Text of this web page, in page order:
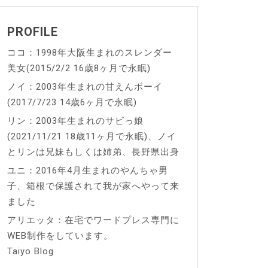
PROFILE
ココ：1998年大阪生まれのスレンダー
美女(2015/2/2 16歳8ヶ月で永眠)
ノイ：2003年生まれの甘えんボーイ
(2017/7/23 14歳6ヶ月で永眠)
リン：2003年生まれのサビっ娘
(2021/11/21 18歳11ヶ月で永眠)、ノイ
とリンは兄妹もしくは姉弟、長野県出身
ユニ：2016年4月生まれのやんちゃ男
子、箱根で保護されて我が家へやって来
ました
アリエッタ：在宅でワードプレス専門に
WEB制作をしています。
Taiyo Blog